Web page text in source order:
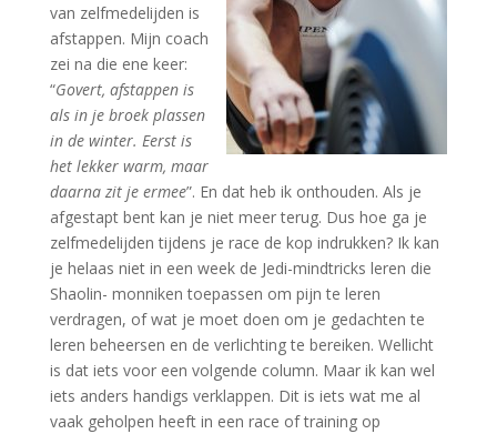
van zelfmedelijden is
afstappen. Mijn coach
zei na die ene keer:
“Govert, afstappen is
als in je broek plassen
in de winter. Eerst is
het lekker warm, maar
daarna zit je ermee”. En dat heb ik onthouden. Als je
afgestapt bent kan je niet meer terug. Dus hoe ga je
zelfmedelijden tijdens je race de kop indrukken? Ik kan
je helaas niet in een week de Jedi-mindtricks leren die
Shaolin- monniken toepassen om pijn te leren
verdragen, of wat je moet doen om je gedachten te
leren beheersen en de verlichting te bereiken. Wellicht
is dat iets voor een volgende column. Maar ik kan wel
iets anders handigs verklappen. Dit is iets wat me al
vaak geholpen heeft in een race of training op